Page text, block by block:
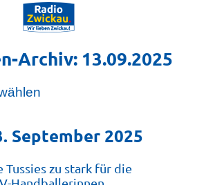
Archiv: 13.09.2025
September 2025
Tussies zu stark für die